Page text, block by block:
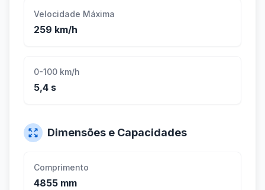
Velocidade Máxima
259 km/h
0-100 km/h
5,4 s
Dimensões e Capacidades
Comprimento
4855 mm